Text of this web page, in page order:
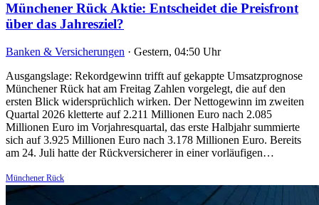
Münchener Rück Aktie: Entscheidet die Preisfront
über das Jahresziel?
Banken & Versicherungen · Gestern, 04:50 Uhr
Ausgangslage: Rekordgewinn trifft auf gekappte Umsatzprognose
Münchener Rück hat am Freitag Zahlen vorgelegt, die auf den
ersten Blick widersprüchlich wirken. Der Nettogewinn im zweiten
Quartal 2026 kletterte auf 2.211 Millionen Euro nach 2.085
Millionen Euro im Vorjahresquartal, das erste Halbjahr summierte
sich auf 3.925 Millionen Euro nach 3.178 Millionen Euro. Bereits
am 24. Juli hatte der Rückversicherer in einer vorläufigen…
Münchener Rück